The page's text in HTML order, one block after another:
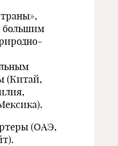
большим
(Китай,
(ОАЭ,